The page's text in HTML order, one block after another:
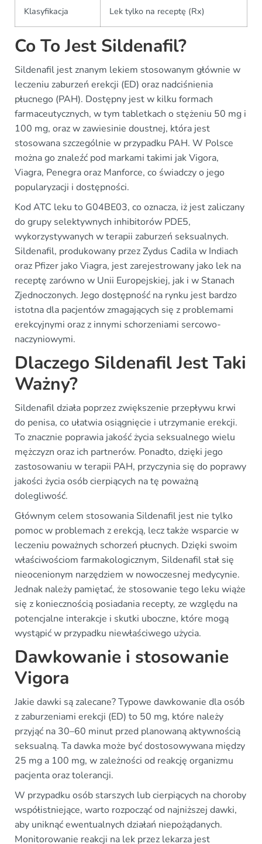
Klasyfikacja Lek tylko na receptę (Rx)
Co To Jest Sildenafil?
Sildenafil jest znanym lekiem stosowanym głównie w
leczeniu zaburzeń erekcji (ED) oraz nadciśnienia
płucnego (PAH). Dostępny jest w kilku formach
farmaceutycznych, w tym tabletkach o stężeniu 50 mg i
100 mg, oraz w zawiesinie doustnej, która jest
stosowana szczególnie w przypadku PAH. W Polsce
można go znaleźć pod markami takimi jak Vigora,
Viagra, Penegra oraz Manforce, co świadczy o jego
popularyzacji i dostępności.
Kod ATC leku to G04BE03, co oznacza, iż jest zaliczany
do grupy selektywnych inhibitorów PDE5,
wykorzystywanych w terapii zaburzeń seksualnych.
Sildenafil, produkowany przez Zydus Cadila w Indiach
oraz Pfizer jako Viagra, jest zarejestrowany jako lek na
receptę zarówno w Unii Europejskiej, jak i w Stanach
Zjednoczonych. Jego dostępność na rynku jest bardzo
istotna dla pacjentów zmagających się z problemami
erekcyjnymi oraz z innymi schorzeniami sercowo-
naczyniowymi.
Dlaczego Sildenafil Jest Taki
Ważny?
Sildenafil działa poprzez zwiększenie przepływu krwi
do penisa, co ułatwia osiągnięcie i utrzymanie erekcji.
To znacznie poprawia jakość życia seksualnego wielu
mężczyzn oraz ich partnerów. Ponadto, dzięki jego
zastosowaniu w terapii PAH, przyczynia się do poprawy
jakości życia osób cierpiących na tę poważną
dolegliwość.
Głównym celem stosowania Sildenafil jest nie tylko
pomoc w problemach z erekcją, lecz także wsparcie w
leczeniu poważnych schorzeń płucnych. Dzięki swoim
właściwościom farmakologicznym, Sildenafil stał się
nieocenionym narzędziem w nowoczesnej medycynie.
Jednak należy pamiętać, że stosowanie tego leku wiąże
się z koniecznością posiadania recepty, ze względu na
potencjalne interakcje i skutki uboczne, które mogą
wystąpić w przypadku niewłaściwego użycia.
Dawkowanie i stosowanie
Vigora
Jakie dawki są zalecane? Typowe dawkowanie dla osób
z zaburzeniami erekcji (ED) to 50 mg, które należy
przyjąć na 30–60 minut przed planowaną aktywnością
seksualną. Ta dawka może być dostosowywana między
25 mg a 100 mg, w zależności od reakcję organizmu
pacjenta oraz tolerancji.
W przypadku osób starszych lub cierpiących na choroby
współistniejące, warto rozpocząć od najniższej dawki,
aby uniknąć ewentualnych działań niepożądanych.
Monitorowanie reakcji na lek przez lekarza jest